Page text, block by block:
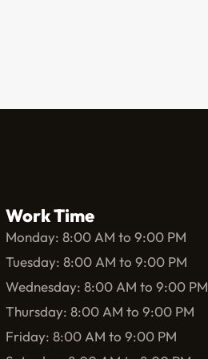
Work Time
Monday: 8:00 AM to 9:00 PM
Tuesday: 8:00 AM to 9:00 PM
Wednesday: 8:00 AM to 9:00 PM
Thursday: 8:00 AM to 9:00 PM
Friday: 8:00 AM to 9:00 PM